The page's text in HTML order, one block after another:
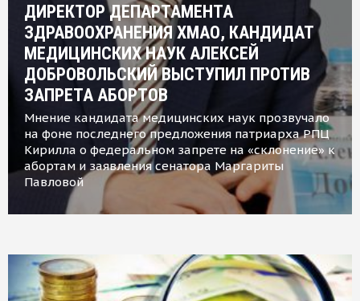
ДИРЕКТОР ДЕПАРТАМЕНТА
ЗДРАВООХРАНЕНИЯ ХМАО, КАНДИДАТ
МЕДИЦИНСКИХ НАУК АЛЕКСЕЙ
ДОБРОВОЛЬСКИЙ ВЫСТУПИЛ ПРОТИВ
ЗАПРЕТА АБОРТОВ
Мнение кандидата медицинских наук прозвучало
на фоне последнего предложения патриарха РПЦ
Кирилла о федеральном запрете на «склонение» к
абортам и заявления сенатора Маргариты
Павловой